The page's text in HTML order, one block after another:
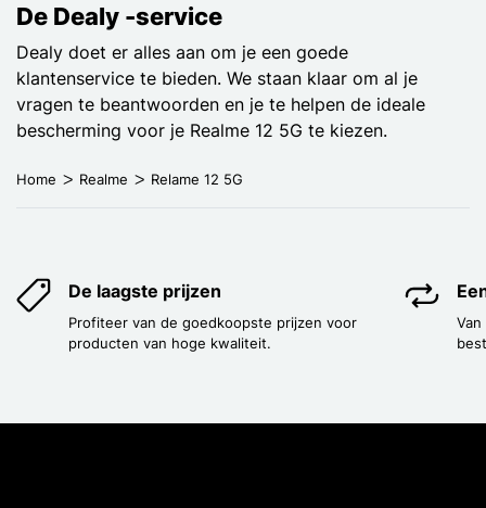
De Dealy -service
Dealy doet er alles aan om je een goede
klantenservice te bieden. We staan klaar om al je
vragen te beantwoorden en je te helpen de ideale
bescherming voor je Realme 12 5G te kiezen.
Home Realme Relame 12 5G
De laagste prijzen
Profiteer van de goedkoopste prijzen voor
producten van hoge kwaliteit.